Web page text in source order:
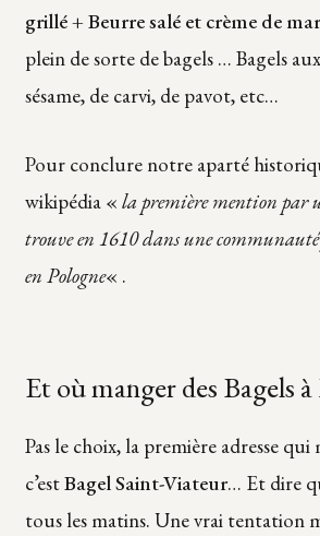
grillé + Beurre salé et crème de
plein de sorte de bagels … Bagels
sésame, de carvi, de pavot, etc…
Pour conclure notre aparté
wikipédia « la première mention par
trouve en 1610 dans une
en Pologne« .
Et où manger des Bagels
Pas le choix, la première adresse qui
c’estBagel Saint-Viateur… Et dire
tous les matins. Une vrai tentation